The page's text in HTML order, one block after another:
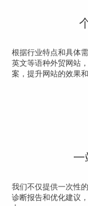
根据行业特点和具体
英文等语种外贸网站
案，提升网站的效果
一
我们不仅提供一次性
诊断报告和优化建议